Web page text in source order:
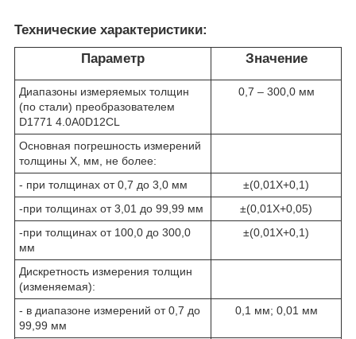
Технические характеристики:
Параметр
Значение
Диапазоны измеряемых толщин
(по стали) преобразователем
D1771 4.0A0D12CL
0,7 – 300,0 мм
Основная погрешность измерений
толщины Х, мм, не более:
- при толщинах от 0,7 до 3,0 мм
±(0,01Х+0,1)
-при толщинах от 3,01 до 99,99 мм
±(0,01Х+0,05)
-при толщинах от 100,0 до 300,0
мм
±(0,01Х+0,1)
Дискретность измерения толщин
(изменяемая):
- в диапазоне измерений от 0,7 до
99,99 мм
0,1 мм; 0,01 мм